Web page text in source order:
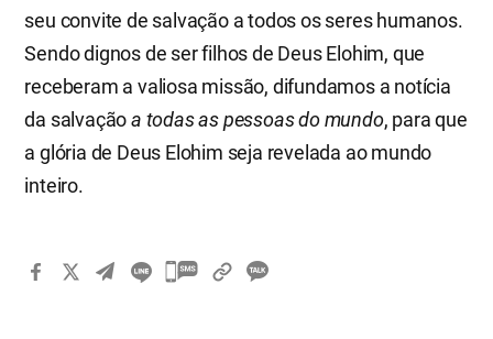
seu convite de salvação a todos os seres humanos.
Sendo dignos de ser filhos de Deus Elohim, que
receberam a valiosa missão, difundamos a notícia
da salvaçãoa todas as pessoas do mundo, para que
a glória de Deus Elohim seja revelada ao mundo
inteiro.
카